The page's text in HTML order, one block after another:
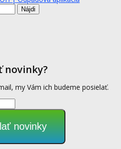
novinky?
my Vám ich budeme posielať.
novinky